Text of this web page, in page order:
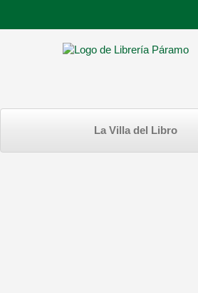
La Villa del Libro